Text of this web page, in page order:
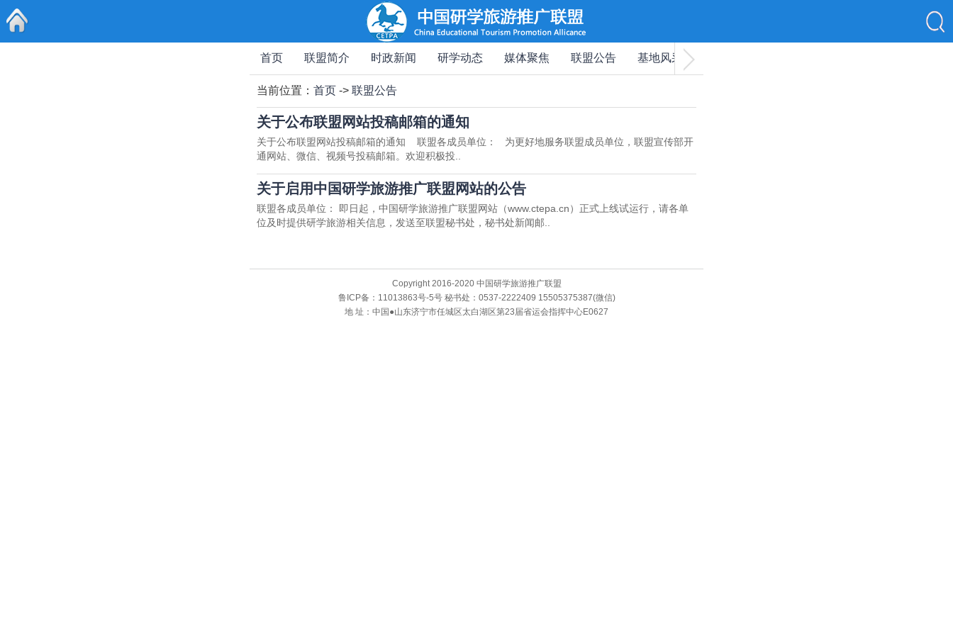
首页 联盟简介 时政新闻 研学动态 媒体聚焦 联盟公告 基地风采
当前位置： 首页 -> 联盟公告
关于公布联盟网站投稿邮箱的通知
关于公布联盟网站投稿邮箱的通知 联盟各成员单位： 为更好地服务联盟成员单位，联盟宣传部开
通网站、微信、视频号投稿邮箱。欢迎积极投..
关于启用中国研学旅游推广联盟网站的公告
联盟各成员单位： 即日起，中国研学旅游推广联盟网站（www.ctepa.cn）正式上线试运行，请各单
位及时提供研学旅游相关信息，发送至联盟秘书处，秘书处新闻邮..
Copyright 2016-2020 中国研学旅游推广联盟
鲁ICP备：11013863号-5号 秘书处：0537-2222409 15505375387(微信)
地 址：中国●山东济宁市任城区太白湖区第23届省运会指挥中心E0627